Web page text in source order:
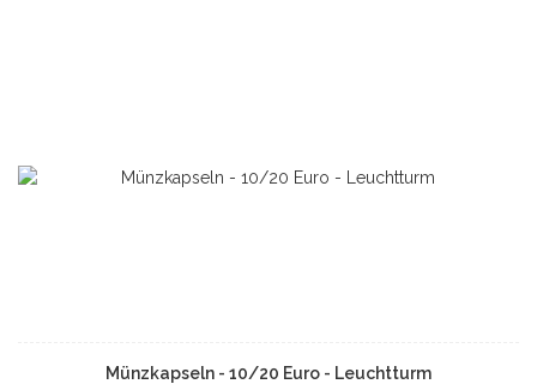
Münzkapseln - 10/20 Euro - Leuchtturm